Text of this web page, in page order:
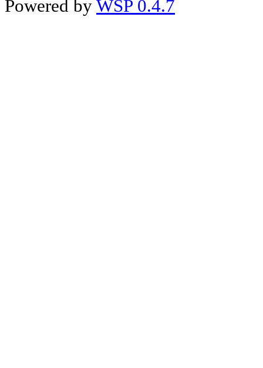
Powered by WSP 0.4.7